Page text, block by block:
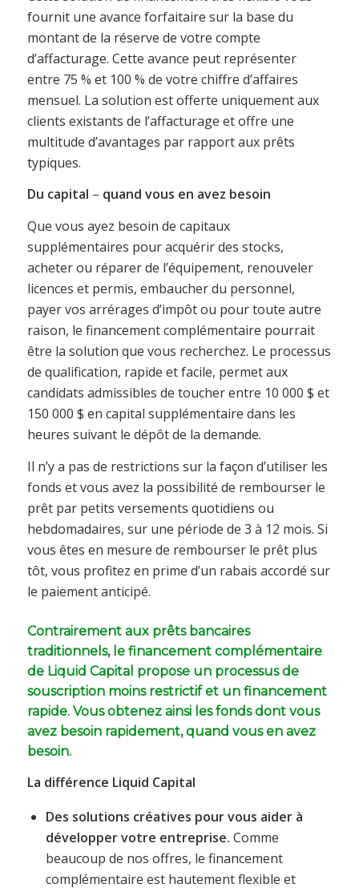
fournit une avance forfaitaire sur la base du
montant de la réserve de votre compte
d’affacturage. Cette avance peut représenter
entre 75 % et 100 % de votre chiffre d’affaires
mensuel. La solution est offerte uniquement aux
clients existants de l’affacturage et offre une
multitude d’avantages par rapport aux prêts
typiques.
Du capital – quand vous en avez besoin
Que vous ayez besoin de capitaux
supplémentaires pour acquérir des stocks,
acheter ou réparer de l’équipement, renouveler
licences et permis, embaucher du personnel,
payer vos arrérages d’impôt ou pour toute autre
raison, le financement complémentaire pourrait
être la solution que vous recherchez. Le processus
de qualification, rapide et facile, permet aux
candidats admissibles de toucher entre 10 000 $ et
150 000 $ en capital supplémentaire dans les
heures suivant le dépôt de la demande.
Il n’y a pas de restrictions sur la façon d’utiliser les
fonds et vous avez la possibilité de rembourser le
prêt par petits versements quotidiens ou
hebdomadaires, sur une période de 3 à 12 mois. Si
vous êtes en mesure de rembourser le prêt plus
tôt, vous profitez en prime d’un rabais accordé sur
le paiement anticipé.
Contrairement aux prêts bancaires
traditionnels, le financement complémentaire
de Liquid Capital propose un processus de
souscription moins restrictif et un financement
rapide. Vous obtenez ainsi les fonds dont vous
avez besoin rapidement, quand vous en avez
besoin.
La différence Liquid Capital
Des solutions créatives pour vous aider à
développer votre entreprise. Comme
beaucoup de nos offres, le financement
complémentaire est hautement flexible et